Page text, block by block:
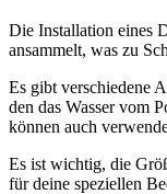
Die Installation eines
ansammelt, was zu
Es gibt verschiedene
den das Wasser vom
können auch
Es ist wichtig, die
für deine speziellen